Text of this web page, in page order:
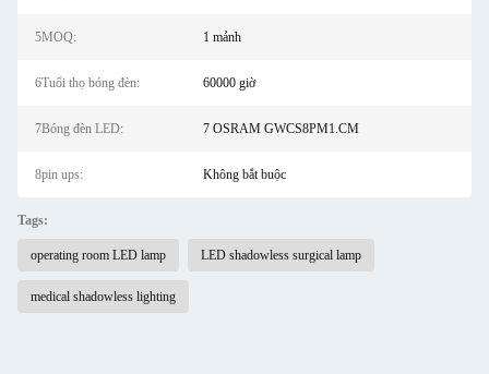
5MOQ: 1 mảnh
6Tuổi thọ bóng đèn: 60000 giờ
7Bóng đèn LED: 7 OSRAM GWCS8PM1.CM
8pin ups: Không bắt buộc
Tags:
operating room LED lamp LED shadowless surgical lamp
medical shadowless lighting